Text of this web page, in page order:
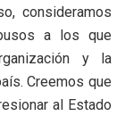
consideramos
a los que
y la
Creemos que
al Estado